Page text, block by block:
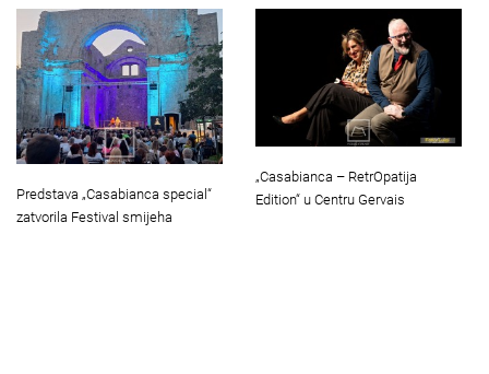
Predstava „Casabianca special“
zatvorila Festival smijeha
„Casabianca – RetrOpatija
Edition“ u Centru Gervais